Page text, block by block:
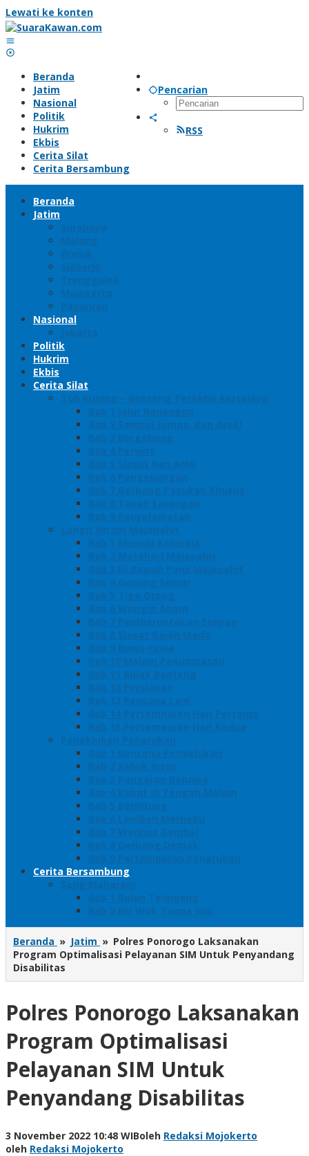
Lewati ke konten
Pencarian
RSS
Beranda
Jatim
Nasional
Politik
Hukrim
Ekbis
Cerita Silat
Cerita Bersambung
Beranda
Jatim
Surabaya
Malang
Gresik
Sidoarjo
Trenggalek
Mojokerto
Pasuruan
Nasional
Jakarta
Politik
Hukrim
Ekbis
Cerita Silat
Toh Kuning – Benteng Terakhir Kertajaya
Bab 1 Jalur Banengan
Bab 2 Sampai Jumpa, Ken Arok!
Bab 3 Bergabung
Bab 4 Perwira
Bab 5 Siasat Ken Arok
Bab 6 Pengepungan
Bab 7 Gerbang Pasukan Khusus
Bab 8 Tanah Larangan
Bab 9 Penyelamatan
Langit Hitam Majapahit
Bab 1 Menuju Kotaraja
Bab 2 Matahari Majapahit
Bab 3 Di Bawah Panji Majapahit
Bab 4 Gunung Semar
Bab 5 Tiga Orang
Bab 6 Wringin Anom
Bab 7 Pemberontakan Senyap
Bab 8 Siasat Gajah Mada
Bab 9 Rawa-rawa
Bab 10 Malam Penumpasan
Bab 11 Bulak Banteng
Bab 12 Persiapan
Bab 13 Rencana Lain
Bab 14 Pertempuran Hari Pertama
Bab 15 Pertempuran Hari Kedua
Penaklukan Panarukan
Bab 1 Rencana Penaklukan
Bab 2 Sabuk Inten
Bab 3 Pangeran Benawa
Bab 4 Kabut di Tengah Malam
Bab 5 Berhitung
Bab 6 Lembah Merbabu
Bab 7 Wedhus Gembel
Bab 8 Gerbang Demak
Bab 9 Pertempuran Panarukan
Cerita Bersambung
Sang Maharani
Bab 1 Bulan Telanjang
Bab 2 Nir Wuk Tanpa Jalu
Beranda » Jatim » Polres Ponorogo Laksanakan
Program Optimalisasi Pelayanan SIM Untuk Penyandang
Disabilitas
Polres Ponorogo Laksanakan
Program Optimalisasi
Pelayanan SIM Untuk
Penyandang Disabilitas
3 November 2022 10:48 WIBoleh Redaksi Mojokerto
oleh Redaksi Mojokerto